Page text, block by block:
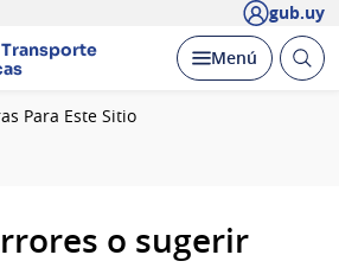
gub.uy
Desplegar
Menú Abrir
Para Este Sitio
o sugerir